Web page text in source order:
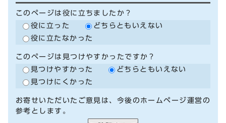
このページは役に立ちましたか？
役に立った
どちらともいえない
役に立たなかった
このページは見つけやすかったですか？
見つけやすかった
どちらともいえない
見つけにくかった
お寄せいただいたご意見は、今後のホームページ運営の
参考とします。